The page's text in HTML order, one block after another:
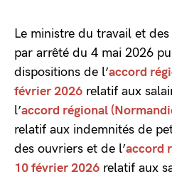
Le ministre du travail et
par arrêté du 4 mai 2026
dispositions de l’accord
février 2026 relatif aux
l’accord régional
relatif aux indemnités de
des ouvriers et de l’accord
10 février 2026 relatif aux